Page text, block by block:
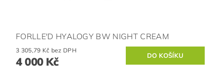
FORLLE'D HYALOGY BW NIGHT CREAM
3 305,79 Kč bez DPH
4 000 Kč